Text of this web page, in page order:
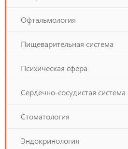
Офтальмология
Пищеварительная система
Психическая сфера
Сердечно-сосудистая система
Стоматология
Эндокринология